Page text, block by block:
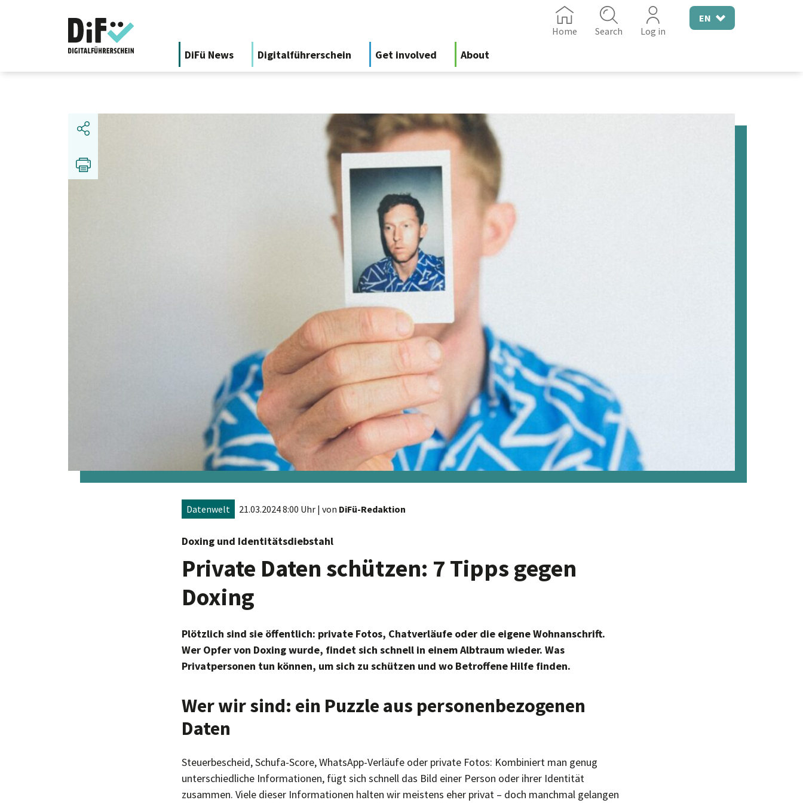
DiFü News Digitalführerschein Get involved About
Home Search Log in
EN
Datenwelt 21.03.2024 8:00 Uhr | von DiFü-Redaktion
Doxing und Identitätsdiebstahl
Private Daten schützen: 7 Tipps gegen
Doxing
Plötzlich sind sie öffentlich: private Fotos, Chatverläufe oder die eigene Wohnanschrift.
Wer Opfer von Doxing wurde, findet sich schnell in einem Albtraum wieder. Was
Privatpersonen tun können, um sich zu schützen und wo Betroffene Hilfe finden.
Wer wir sind: ein Puzzle aus personenbezogenen
Daten
Steuerbescheid, Schufa-Score, WhatsApp-Verläufe oder private Fotos: Kombiniert man genug
unterschiedliche Informationen, fügt sich schnell das Bild einer Person oder ihrer Identität
zusammen. Viele dieser Informationen halten wir meistens eher privat – doch manchmal gelangen